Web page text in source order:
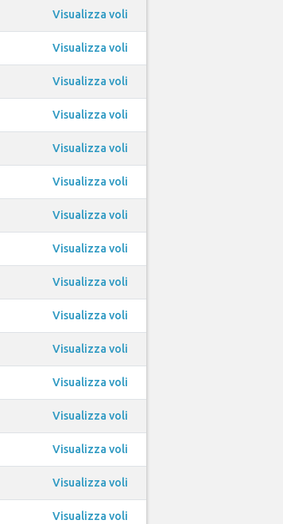
Visualizza voli
Visualizza voli
Visualizza voli
Visualizza voli
Visualizza voli
Visualizza voli
Visualizza voli
Visualizza voli
Visualizza voli
Visualizza voli
Visualizza voli
Visualizza voli
Visualizza voli
Visualizza voli
Visualizza voli
Visualizza voli